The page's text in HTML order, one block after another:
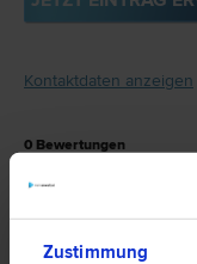
Zustimmung
Kontaktdaten anzeigen
0 Bewertungen
Geben Sie Ihr
JETZT